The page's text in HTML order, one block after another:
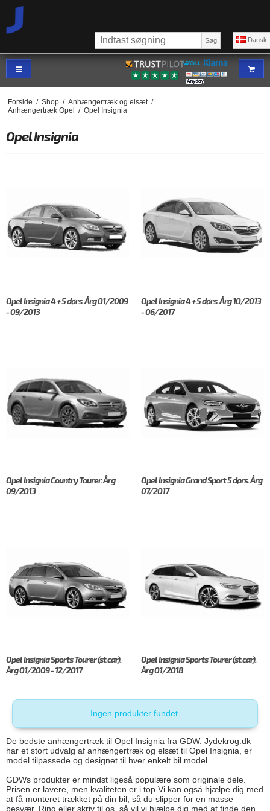
Dansk
Søg
Forside / Shop / Anhængertræk og elsæt /
Anhængertræk Opel
/ Opel Insignia
Opel Insignia
Opel Insignia 4 + 5 dørs. Årg 01/2009
- 09/2013
Opel Insignia 4 + 5 dørs. Årg 10/2013
- 06/2017
Opel Insignia Country Tourer. Årg
09/2013
Opel Insignia Grand Sport 5 dørs. Årg
07/2017
Opel Insignia Sports Tourer (st.car).
Årg 01/2009 - 12/2017
Opel Insignia Sports Tourer (st.car).
Årg 01/2018
Ingen produkter fundet.
De bedste anhængertræk til Opel Insignia fra GDW. Jydekrog.dk
har et stort udvalg af anhængertræk og elsæt til Opel Insignia, er
model tilpassede og designet til hver enkelt bil model.
GDWs produkter er mindst ligeså populære som originale dele.
Prisen er lavere, men kvaliteten er i top.Vi kan også hjælpe dig med
at få monteret trækket på din bil, så du slipper for en masse
besvær. Ring eller skriv til os, så vil vi hjælpe dig med at finde den